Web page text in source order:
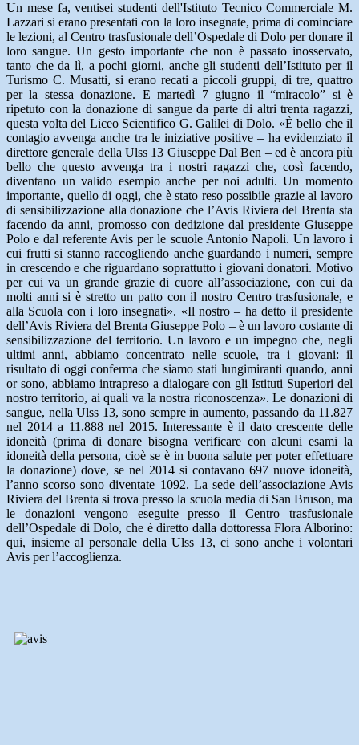
Un mese fa, ventisei studenti dell'Istituto Tecnico Commerciale M.
Lazzari si erano presentati con la loro insegnate, prima di cominciare
le lezioni, al Centro trasfusionale dell’Ospedale di Dolo per donare il
loro sangue. Un gesto importante che non è passato inosservato,
tanto che da lì, a pochi giorni, anche gli studenti dell’Istituto per il
Turismo C. Musatti, si erano recati a piccoli gruppi, di tre, quattro
per la stessa donazione. E martedì 7 giugno il “miracolo” si è
ripetuto con la donazione di sangue da parte di altri trenta ragazzi,
questa volta del Liceo Scientifico G. Galilei di Dolo. «È bello che il
contagio avvenga anche tra le iniziative positive – ha evidenziato il
direttore generale della Ulss 13 Giuseppe Dal Ben – ed è ancora più
bello che questo avvenga tra i nostri ragazzi che, così facendo,
diventano un valido esempio anche per noi adulti. Un momento
importante, quello di oggi, che è stato reso possibile grazie al lavoro
di sensibilizzazione alla donazione che l’Avis Riviera del Brenta sta
facendo da anni, promosso con dedizione dal presidente Giuseppe
Polo e dal referente Avis per le scuole Antonio Napoli. Un lavoro i
cui frutti si stanno raccogliendo anche guardando i numeri, sempre
in crescendo e che riguardano soprattutto i giovani donatori. Motivo
per cui va un grande grazie di cuore all’associazione, con cui da
molti anni si è stretto un patto con il nostro Centro trasfusionale, e
alla Scuola con i loro insegnati». «Il nostro – ha detto il presidente
dell’Avis Riviera del Brenta Giuseppe Polo – è un lavoro costante di
sensibilizzazione del territorio. Un lavoro e un impegno che, negli
ultimi anni, abbiamo concentrato nelle scuole, tra i giovani: il
risultato di oggi conferma che siamo stati lungimiranti quando, anni
or sono, abbiamo intrapreso a dialogare con gli Istituti Superiori del
nostro territorio, ai quali va la nostra riconoscenza». Le donazioni di
sangue, nella Ulss 13, sono sempre in aumento, passando da 11.827
nel 2014 a 11.888 nel 2015. Interessante è il dato crescente delle
idoneità (prima di donare bisogna verificare con alcuni esami la
idoneità della persona, cioè se è in buona salute per poter effettuare
la donazione) dove, se nel 2014 si contavano 697 nuove idoneità,
l’anno scorso sono diventate 1092. La sede dell’associazione Avis
Riviera del Brenta si trova presso la scuola media di San Bruson, ma
le donazioni vengono eseguite presso il Centro trasfusionale
dell’Ospedale di Dolo, che è diretto dalla dottoressa Flora Alborino:
qui, insieme al personale della Ulss 13, ci sono anche i volontari
Avis per l’accoglienza.